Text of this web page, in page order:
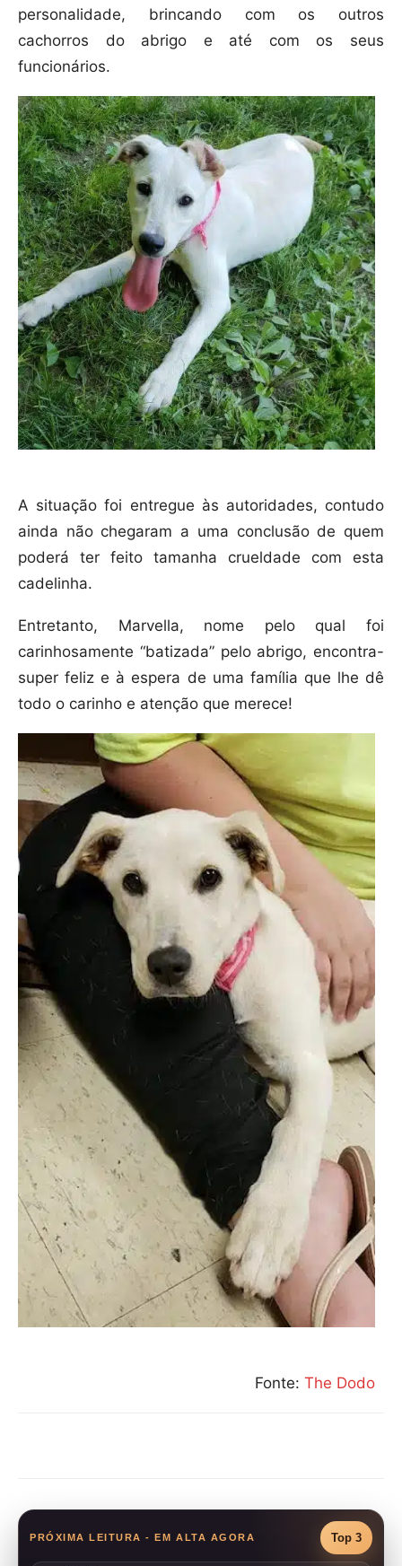
personalidade, brincando com os outros
cachorros do abrigo e até com os seus
funcionários.
A situação foi entregue às autoridades, contudo
ainda não chegaram a uma conclusão de quem
poderá ter feito tamanha crueldade com esta
cadelinha.
Entretanto, Marvella, nome pelo qual foi
carinhosamente “batizada” pelo abrigo, encontra-
super feliz e à espera de uma família que lhe dê
todo o carinho e atenção que merece!
Fonte: The Dodo
PRÓXIMA LEITURA - EM ALTA AGORA Top 3